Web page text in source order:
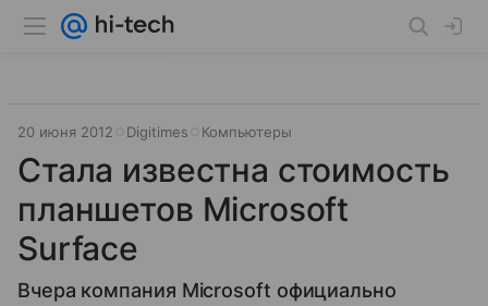
20 июня 2012 Digitimes Компьютеры
Стала известна стоимость
планшетов Microsoft
Surface
Вчера компания Microsoft официально